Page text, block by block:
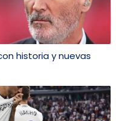
historia y nuevas